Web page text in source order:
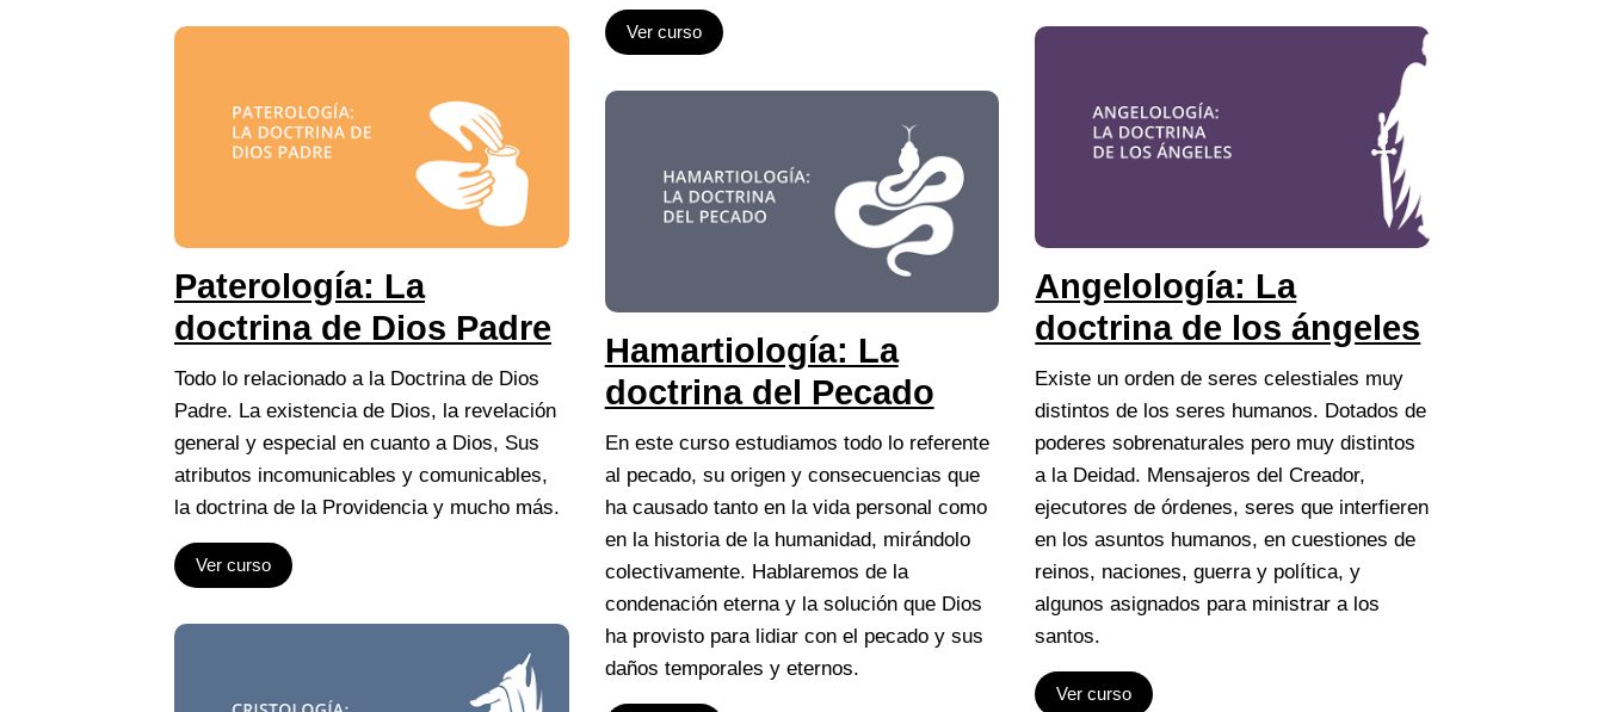
Paterología: La
doctrina de Dios Padre
Todo lo relacionado a la Doctrina de Dios
Padre. La existencia de Dios, la revelación
general y especial en cuanto a Dios, Sus
atributos incomunicables y comunicables,
la doctrina de la Providencia y mucho más.
Ver curso
Ver curso
Hamartiología: La
doctrina del Pecado
En este curso estudiamos todo lo referente
al pecado, su origen y consecuencias que
ha causado tanto en la vida personal como
en la historia de la humanidad, mirándolo
colectivamente. Hablaremos de la
condenación eterna y la solución que Dios
ha provisto para lidiar con el pecado y sus
daños temporales y eternos.
Angelología: La
doctrina de los ángeles
Existe un orden de seres celestiales muy
distintos de los seres humanos. Dotados de
poderes sobrenaturales pero muy distintos
a la Deidad. Mensajeros del Creador,
ejecutores de órdenes, seres que interfieren
en los asuntos humanos, en cuestiones de
reinos, naciones, guerra y política, y
algunos asignados para ministrar a los
santos.
Ver curso